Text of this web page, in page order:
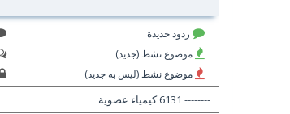
ردود جديدة
موضوع نشط (جديد)
موضوع نشط (ليس به جديد)